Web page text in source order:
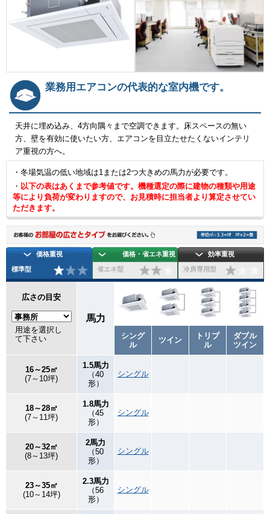
業務用エアコンの代表的な室内機です。
天井に埋め込み、4方向隅々まで空調できます。床スペースの無い
方、壁を有効に使いたい方、エアコンを目立たせたくないインテリ
ア重視の方へ。
・冬場気温の低い地域は1または2つ大きめの馬力が必要です。
・ 以下の表はあくまで参考値です。機種選定の際に建物の種類や用途
等により負荷が変わりますので、お見積時に担当者より算定させてい
ただきます。
価格重視
標準型
価格・省エネ重視
省エネ型
効率重視
冷房専用型
広さの目安
用途を選択し
て下さい
馬力
シング
ル
ツイン
トリプ
ル
ダブル
ツイン
16～25㎡
(7～10坪)
1.5馬力
（40
形）
シングル
18～28㎡
(7～11坪)
1.8馬力
（45
形）
シングル
20～32㎡
(8～13坪)
2馬力
（50
形）
シングル
23～35㎡
(10～14坪)
2.3馬力
（56
形）
シングル